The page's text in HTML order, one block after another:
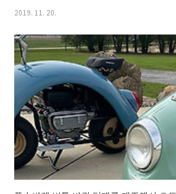
니다. 중국이라는 거대한 인구가 택한 맥주인 화윤
맥주를 1천원에 팔고 있네요. 외모만 보면 무슨 스
호기심에 자리에 서서 검색을 해봤습니다. 한문으
국 맥주 같더군요. 슈퍼엑스라는 영어가 보여서 '슈
을 해보고 놀랬습니다. 시음기 평이 많지도 않지만
까운 시음평이 가득했습니다. 와! 이렇게 한결 같
2019. 11. 20.